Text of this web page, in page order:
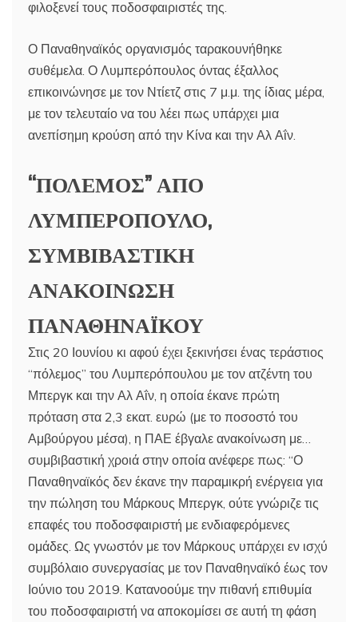
φιλοξενεί τους ποδοσφαιριστές της.
Ο Παναθηναϊκός οργανισμός ταρακουνήθηκε
συθέμελα. Ο Λυμπερόπουλος όντας έξαλλος
επικοινώνησε με τον Ντίετζ στις 7 μ.μ. της ίδιας μέρα,
με τον τελευταίο να του λέει πως υπάρχει μια
ανεπίσημη κρούση από την Κίνα και την Αλ Αΐν.
“ΠΟΛΕΜΟΣ” ΑΠΟ
ΛΥΜΠΕΡΟΠΟΥΛΟ,
ΣΥΜΒΙΒΑΣΤΙΚΗ
ΑΝΑΚΟΙΝΩΣΗ
ΠΑΝΑΘΗΝΑΪΚΟΥ
Στις 20 Ιουνίου κι αφού έχει ξεκινήσει ένας τεράστιος
“πόλεμος” του Λυμπερόπουλου με τον ατζέντη του
Μπεργκ και την Αλ Αΐν, η οποία έκανε πρώτη
πρόταση στα 2,3 εκατ. ευρώ (με το ποσοστό του
Αμβούργου μέσα), η ΠΑΕ έβγαλε ανακοίνωση με…
συμβιβαστική χροιά στην οποία ανέφερε πως: “Ο
Παναθηναϊκός δεν έκανε την παραμικρή ενέργεια για
την πώληση του Μάρκους Μπεργκ, ούτε γνώριζε τις
επαφές του ποδοσφαιριστή με ενδιαφερόμενες
ομάδες. Ως γνωστόν με τον Μάρκους υπάρχει εν ισχύ
συμβόλαιο συνεργασίας με τον Παναθηναϊκό έως τον
Ιούνιο του 2019. Κατανοούμε την πιθανή επιθυμία
του ποδοσφαιριστή να αποκομίσει σε αυτή τη φάση